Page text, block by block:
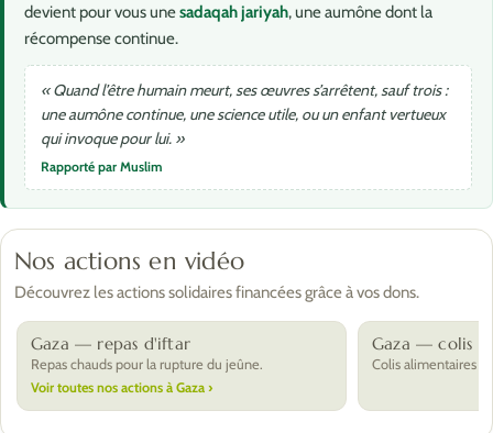
devient pour vous unesadaqah jariyah, une aumône dont la
récompense continue.
« Quand l’être humain meurt, ses œuvres s’arrêtent, sauf trois :
une aumône continue, une science utile, ou un enfant vertueux
qui invoque pour lui. »
Rapporté par Muslim
Nos actions en vidéo
Découvrez les actions solidaires financées grâce à vos dons.
Gaza — repas d'iftar
Repas chauds pour la rupture du jeûne.
Voir toutes nos actions à Gaza ›
Gaza — colis
Colis alimentaires